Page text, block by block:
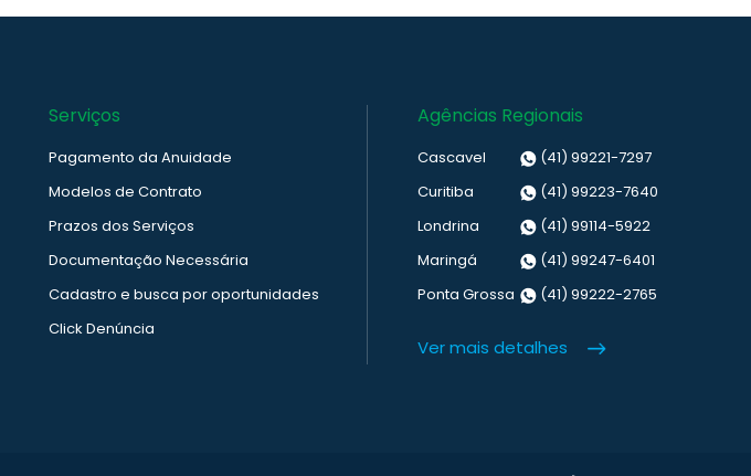
Serviços
Pagamento da Anuidade
Modelos de Contrato
Prazos dos Serviços
Documentação Necessária
Cadastro e busca por oportunidades
Click Denúncia
Agências Regionais
Cascavel
(41) 99221-7297
Curitiba
(41) 99223-7640
Londrina
(41) 99114-5922
Maringá
(41) 99247-6401
Ponta Grossa
(41) 99222-2765
Ver mais detalhes